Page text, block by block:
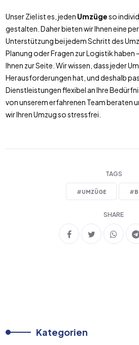
Unser Ziel ist es, jeden Umzügeso
gestalten. Daher bieten wir Ihnen eine
Unterstützung bei jedem Schritt des
Planung oder Fragen zur Logistik haben
Ihnen zur Seite. Wir wissen, dass jeder
Herausforderungen hat, und deshalb
Dienstleistungen flexibel an Ihre
von unserem erfahrenen Team beraten
wir Ihren Umzug so stressfrei.
TAGS
#UMZÜGE #
SHARE
Kategorien